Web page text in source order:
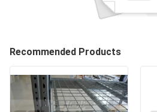
Recommended Products